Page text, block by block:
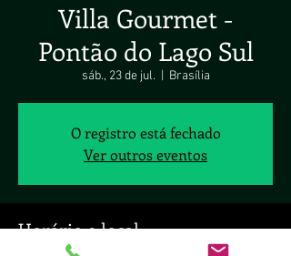
Villa Gourmet -
Pontão do Lago Sul
sáb., 23 de jul. Brasília
O registro está fechado
Ver outros eventos
Horário e local